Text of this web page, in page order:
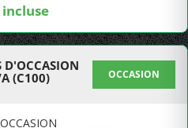
D'OCCASION
(C100)
OCCASION